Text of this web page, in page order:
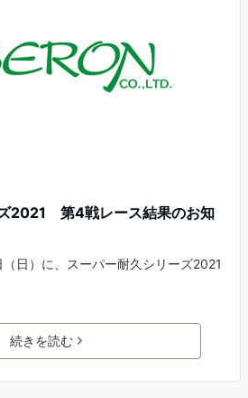
2021 第4戦レース結果のお知
日）に、スーパー耐久シリーズ2021
続きを読む